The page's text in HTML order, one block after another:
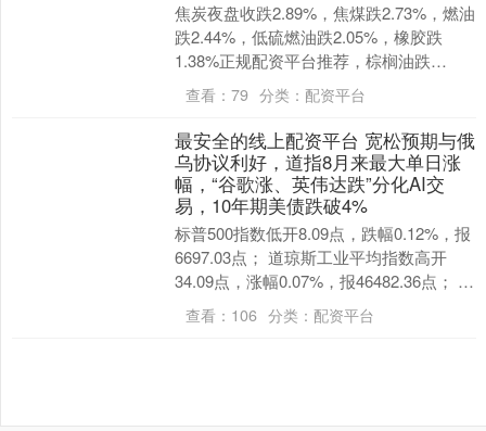
焦炭夜盘收跌2.89%，焦煤跌2.73%，燃油
跌2.44%，低硫燃油跌2.05%，橡胶跌
1.38%正规配资平台推荐，棕榈油跌
1.02%，沥青、PVC、玻璃、烧碱....
查看： 79 分类： 配资平台
最安全的线上配资平台 宽松预期与俄
乌协议利好，道指8月来最大单日涨
幅，“谷歌涨、英伟达跌”分化AI交
易，10年期美债跌破4%
标普500指数低开8.09点，跌幅0.12%，报
6697.03点； 道琼斯工业平均指数高开
34.09点，涨幅0.07%，报46482.36点； 纳
斯达克综合指数....
查看： 106 分类： 配资平台
1122.88 +3.42 +0.30%
3515.56 -19.58 -0.55%